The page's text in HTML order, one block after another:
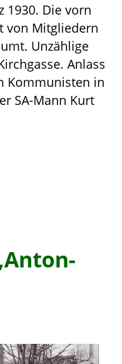
1930. Die vorn
von Mitgliedern
Unzählige
Anlass
Kommunisten in
SA-Mann Kurt